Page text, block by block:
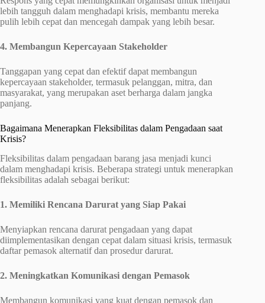
lebih tangguh dalam menghadapi krisis, membantu mereka
pulih lebih cepat dan mencegah dampak yang lebih besar.
4. Membangun Kepercayaan Stakeholder
Tanggapan yang cepat dan efektif dapat membangun
kepercayaan stakeholder, termasuk pelanggan, mitra, dan
masyarakat, yang merupakan aset berharga dalam jangka
panjang.
Bagaimana Menerapkan Fleksibilitas dalam Pengadaan saat
Krisis?
Fleksibilitas dalam pengadaan barang jasa menjadi kunci
dalam menghadapi krisis. Beberapa strategi untuk menerapkan
fleksibilitas adalah sebagai berikut:
1. Memiliki Rencana Darurat yang Siap Pakai
Menyiapkan rencana darurat pengadaan yang dapat
diimplementasikan dengan cepat dalam situasi krisis, termasuk
daftar pemasok alternatif dan prosedur darurat.
2. Meningkatkan Komunikasi dengan Pemasok
Membangun komunikasi yang kuat dengan pemasok dan